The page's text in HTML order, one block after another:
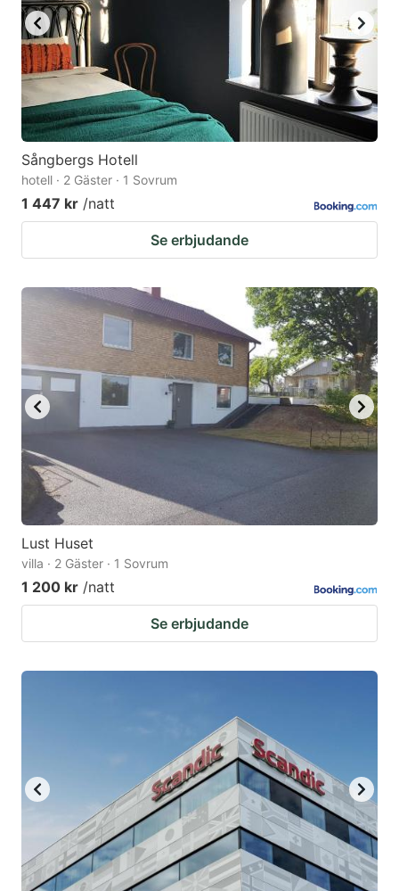
Sångbergs Hotell
hotell · 2 Gäster · 1 Sovrum
1 447 kr /natt
Se erbjudande
Lust Huset
villa · 2 Gäster · 1 Sovrum
1 200 kr /natt
Se erbjudande